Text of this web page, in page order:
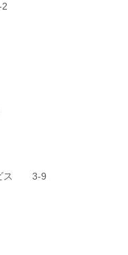
ビス 3-9